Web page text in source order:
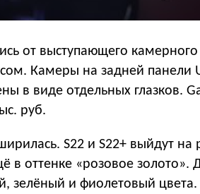
от выступающего
Камеры на задней панели
в виде отдельных глазков.
руб.
S22 и S22+ выйдут
в оттенке «розовое золото».
зелёный и фиолетовый цвета.